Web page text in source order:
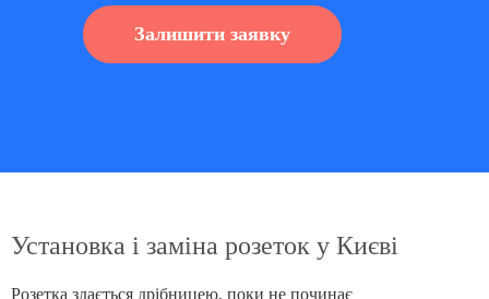
Залишити заявку
Установка і заміна розеток у Києві
Розетка здається дрібницею, поки не починає